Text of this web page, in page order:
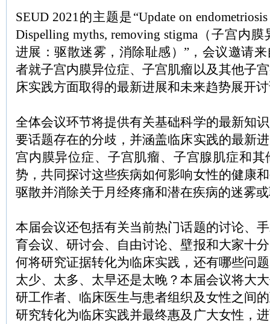
SEUD 2021的主题是“Update on
Dispelling myths, removing stigma（子宫内
进展：驱散迷雾，消除耻感）”，会议邀请
者就子宫内膜异位症、子宫肌瘤以及其他子
床实践方面取得的最新进展和未来趋势展开
全体会议环节将提供有关基础科学的最新知
要话题存在的分歧，并涵盖临床实践的最新
宫内膜异位症、子宫肌瘤、子宫腺肌症和
势，共同探讨这些疾病如何影响女性的健康
驱散并消除关于月经疼痛和潜在疾病的迷雾
本届会议还包括有关当前热门话题的讨论、
育会议、研讨会、自由讨论、壁报和大家十
何将研究证据转化为临床实践，还有哪些问
太少、太多、太早还是太晚？本届会议将大
研工作者、临床医生与患者组织及女性之间
研究转化为临床实践并最终惠及广大女性，